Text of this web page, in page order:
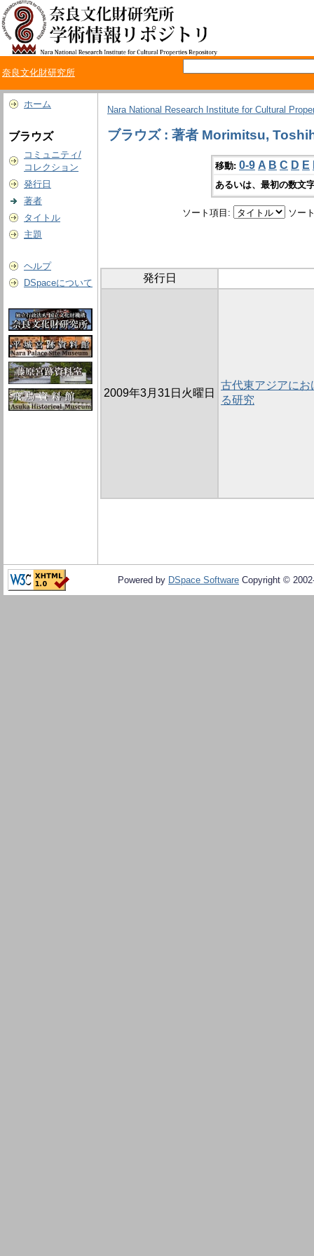
奈良文化財研究所
ホーム
ブラウズ
コミュニティ/
コレクション
発行日
著者
タイトル
主題
ヘルプ
DSpaceについて
Nara National Research Institute for Cultural
ブラウズ : 著者 Morimitsu,
移動: 0-9 A B C D E
あるいは、最初の数文
ソート項目: ソー
発行日
2009年3月31日火曜日
古代東アジアに
る研究
Powered by DSpace Software Copyright ©